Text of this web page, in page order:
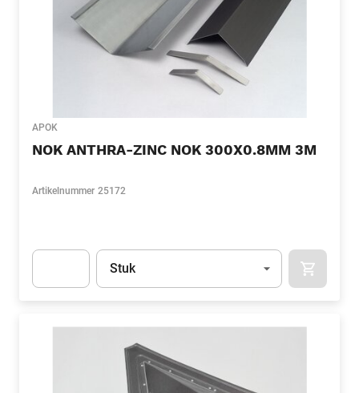
APOK
NOK ANTHRA-ZINC NOK 300X0.8MM 3M
Artikelnummer 25172
Eenheid
Stuk